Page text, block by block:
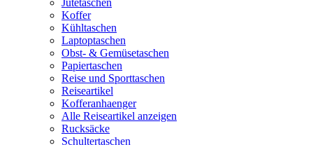
Jutetaschen
Koffer
Kühltaschen
Laptoptaschen
Obst- & Gemüsetaschen
Papiertaschen
Reise und Sporttaschen
Reiseartikel
Kofferanhaenger
Alle Reiseartikel anzeigen
Rucksäcke
Schultertaschen